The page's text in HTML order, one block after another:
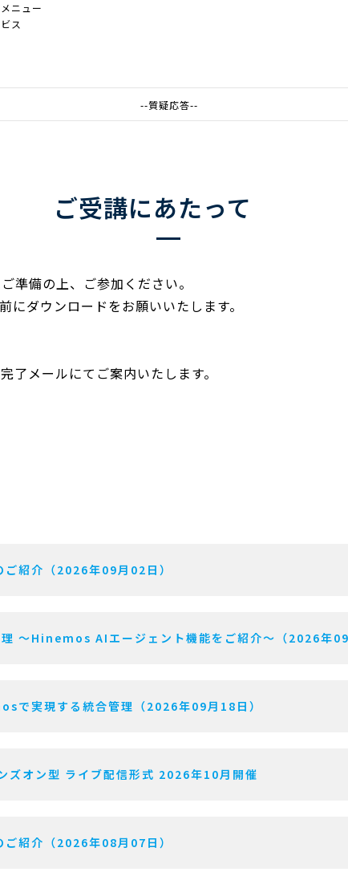
ニュー
ス
--質疑応答--
ご受講にあたって
準備の上、ご参加ください。
ダウンロードをお願いいたします。
了メールにてご案内いたします。
紹介（2026年09月02日）
〜Hinemos AIエージェント機能をご紹介〜（2026年
で実現する統合管理（2026年09月18日）
ズオン型 ライブ配信形式 2026年10月開催
紹介（2026年08月07日）